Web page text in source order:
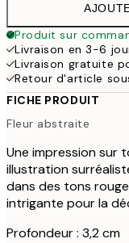
Produit sur
Livraison en 3-6
Livraison gratuite
Retour d'article
FICHE PRODUIT
Fleur abstraite
Une impression sur
illustration
dans des tons
intrigante pour la
Profondeur : 3,2 cm